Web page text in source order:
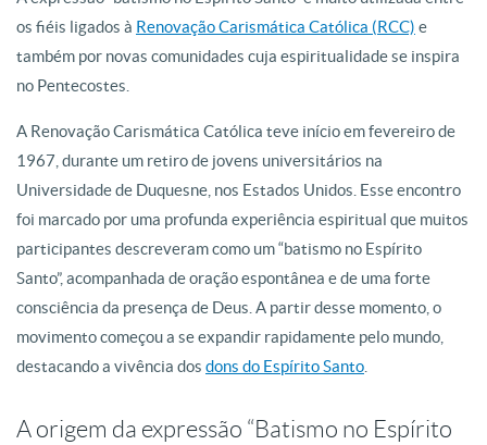
os fiéis ligados à Renovação Carismática Católica (RCC) e
também por novas comunidades cuja espiritualidade se inspira
no Pentecostes.
A Renovação Carismática Católica teve início em fevereiro de
1967, durante um retiro de jovens universitários na
Universidade de Duquesne, nos Estados Unidos. Esse encontro
foi marcado por uma profunda experiência espiritual que muitos
participantes descreveram como um “batismo no Espírito
Santo”, acompanhada de oração espontânea e de uma forte
consciência da presença de Deus. A partir desse momento, o
movimento começou a se expandir rapidamente pelo mundo,
destacando a vivência dos dons do Espírito Santo
A origem da expressão “Batismo no Espírito